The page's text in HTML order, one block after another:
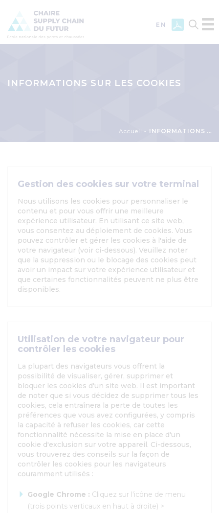
principal
EN
INFORMATIONS SUR LES COOKIES
d'Ariane
Accueil INFORMATIONS SUR LES COOKIES
Gestion des cookies sur votre terminal
Nous utilisons les cookies pour personnaliser le
contenu et pour vous offrir une meilleure
expérience utilisateur. En utilisant ce site web,
vous consentez au déploiement de cookies. Vous
pouvez contrôler et gérer les cookies à l'aide de
votre navigateur (voir ci-dessous). Veuillez noter
que la suppression ou le blocage des cookies peut
avoir un impact sur votre expérience utilisateur et
que certaines fonctionnalités peuvent ne plus être
disponibles.
Utilisation de votre navigateur pour
contrôler les cookies
La plupart des navigateurs vous offrent la
possibilité de visualiser, gérer, supprimer et
bloquer les cookies d'un site web. Il est important
de noter que si vous décidez de supprimer tous les
cookies, cela entraînera la perte de toutes les
préférences que vous avez configurées, y compris
la capacité à refuser les cookies, car cette
fonctionnalité nécessite la mise en place d'un
cookie d'exclusion sur votre appareil. Ci-dessous,
vous trouverez des conseils sur la façon de
contrôler les cookies pour les navigateurs
couramment utilisés :
Google Chrome : Cliquez sur l'icône de menu
(trois points verticaux en haut à droite) >